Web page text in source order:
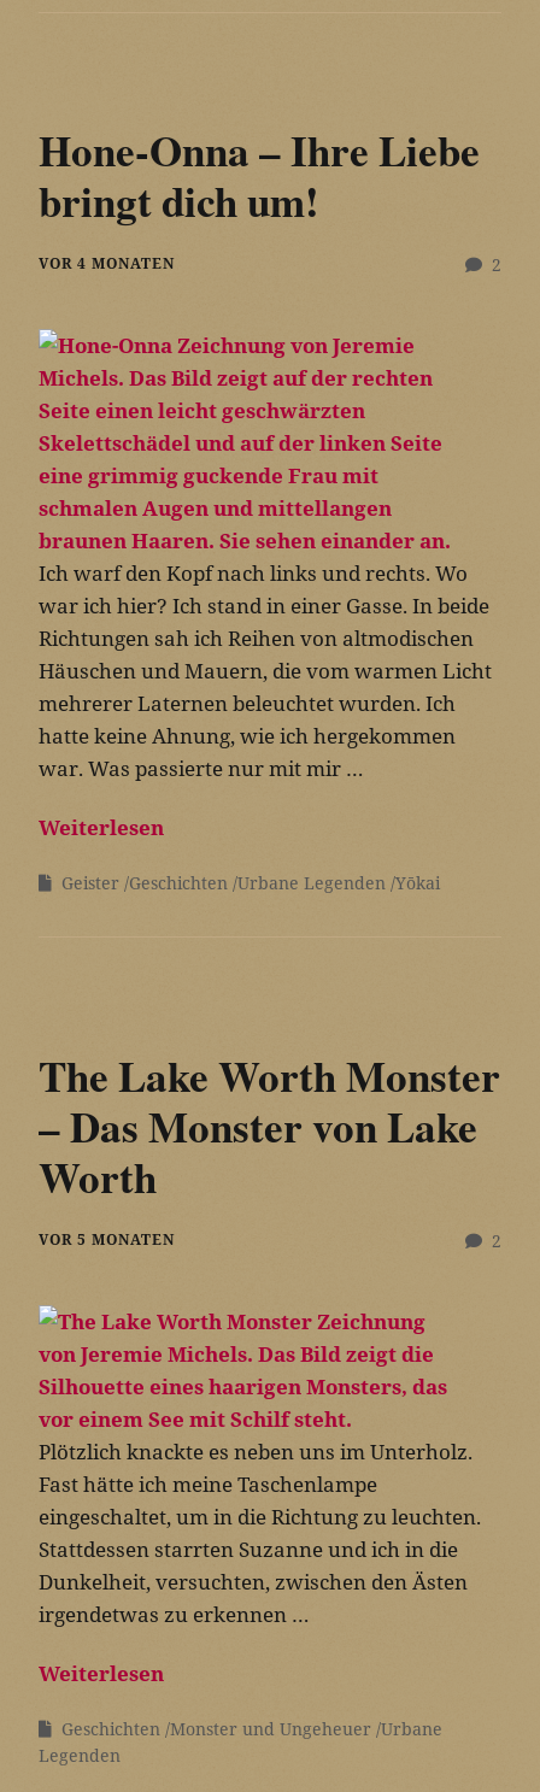
Hone-Onna – Ihre Liebe
bringt dich um!
2
VOR 4 MONATEN
Ich warf den Kopf nach links und rechts. Wo
war ich hier? Ich stand in einer Gasse. In beide
Richtungen sah ich Reihen von altmodischen
Häuschen und Mauern, die vom warmen Licht
mehrerer Laternen beleuchtet wurden. Ich
hatte keine Ahnung, wie ich hergekommen
war. Was passierte nur mit mir …
Weiterlesen
Geister Geschichten Urbane Legenden Yōkai
The Lake Worth Monster
– Das Monster von Lake
Worth
2
VOR 5 MONATEN
Plötzlich knackte es neben uns im Unterholz.
Fast hätte ich meine Taschenlampe
eingeschaltet, um in die Richtung zu leuchten.
Stattdessen starrten Suzanne und ich in die
Dunkelheit, versuchten, zwischen den Ästen
irgendetwas zu erkennen …
Weiterlesen
Geschichten Monster und Ungeheuer Urbane
Legenden